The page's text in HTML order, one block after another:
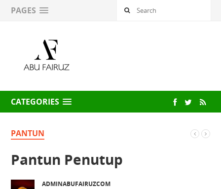
PAGES
CATEGORIES
PANTUN
Pantun Penutup
ADMINABUFAIRUZCOM